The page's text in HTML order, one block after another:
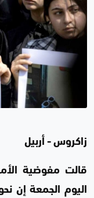
زاكروس - أربيل
قالت مفوضية